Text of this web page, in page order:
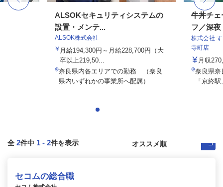
ALSOKセキュリティシステムの
設置・メンテ...
ALSOK株式会社
月給194,300円～月給228,700円（大
卒以上219,50...
奈良県内各エリアでの勤務 （奈良
県内いずれかの事業所へ配属）
牛丼チェ
フ／深夜
株式会社
寺町店
月収
奈良県奈
「京終
全 2件中 1 - 2件を表示
セコムの総合職